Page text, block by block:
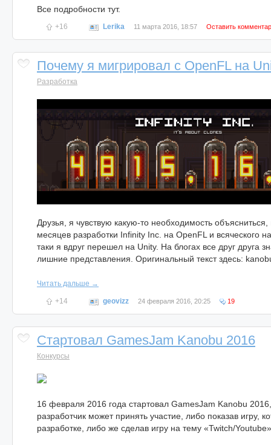
Все подробности тут.
+16 Lerika 11 марта 2016, 18:57 Оставить
Почему я мигрировал с OpenFL на
Разработка
Друзья, я чувствую какую-то необходимость
месяцев разработки Infinity Inc. на OpenFL и всяческого
таки я вдруг перешел на Unity. На блогах все друг друга
лишние представления. Оригинальный текст здесь:
Читать дальше →
+14 geovizz 24 февраля 2016, 20:25 19
Стартовал GamesJam Kanobu 2016
Конкурсы
16 февраля 2016 года стартовал GamesJam Kanobu
разработчик может принять участие, либо показав игру,
разработке, либо же сделав игру на тему «Twitch/